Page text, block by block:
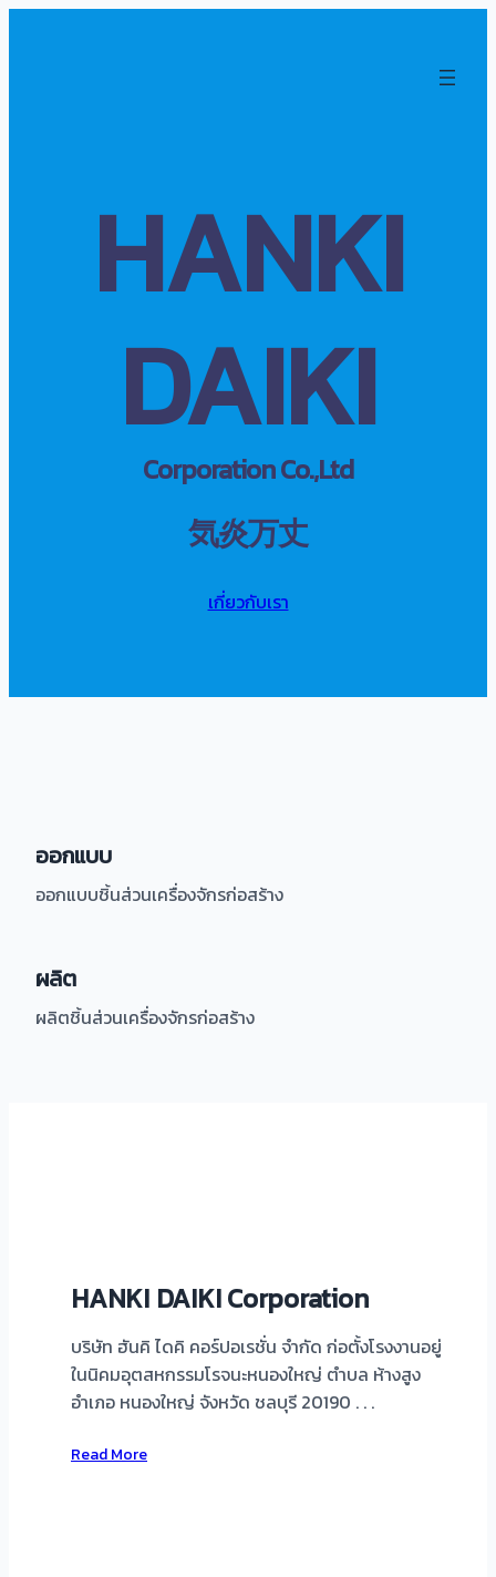
HANKI
DAIKI
Corporation Co.,Ltd
気炎万丈
เกี่ยวกับเรา
ออกแบบ
ออกแบบชิ้นส่วนเครื่องจักรก่อสร้าง
ผลิต
ผลิตชิ้นส่วนเครื่องจักรก่อสร้าง
HANKI DAIKI Corporation
บริษัท ฮันคิ ไดคิ คอร์ปอเรชั่น จำกัด ก่อตั้งโรงงานอยู่
ในนิคมอุตสหกรรมโรจนะหนองใหญ่ ตำบล ห้างสูง
อำเภอ หนองใหญ่ จังหวัด ชลบุรี 20190 . . .
Read More